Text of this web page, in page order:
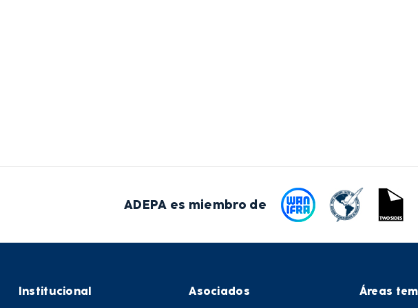
ADEPA es miembro de
Institucional Asociados Áreas